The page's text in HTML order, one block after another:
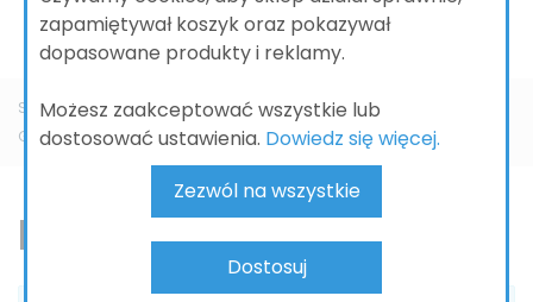
zapamiętywał koszyk oraz pokazywał
dopasowane produkty i reklamy.
Możesz zaakceptować wszystkie lub
dostosować ustawienia. Dowiedz się więcej.
Zezwól na wszystkie
Dostosuj
Strona główna ŁAZIENKI BATERIE ŁAZIENKOWE
Grandera
Bateria umywalkowa
Bateria umywalkowa